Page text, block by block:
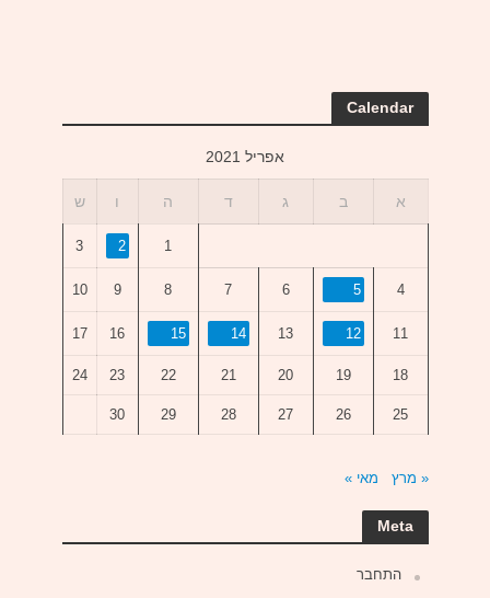
Calendar
אפריל 2021
א ב ג ד ה ו ש
1
2
3
4
5
6
7
8
9
10
11
12
13
14
15
16
17
18
19
20
21
22
23
24
25
26
27
28
29
30
« מרץ מאי »
Meta
התחבר